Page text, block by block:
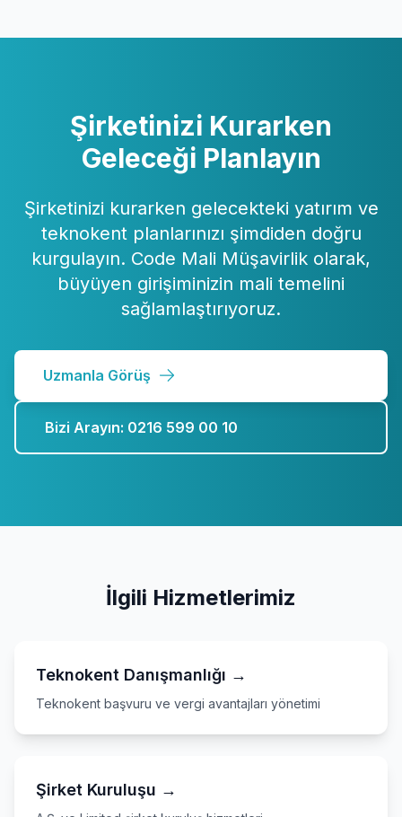
Şirketinizi Kurarken
Geleceği Planlayın
Şirketinizi kurarken gelecekteki yatırım ve
teknokent planlarınızı şimdiden doğru
kurgulayın. Code Mali Müşavirlik olarak,
büyüyen girişiminizin mali temelini
sağlamlaştırıyoruz.
Uzmanla Görüş
Bizi Arayın: 0216 599 00 10
İlgili Hizmetlerimiz
Teknokent Danışmanlığı →
Teknokent başvuru ve vergi avantajları yönetimi
Şirket Kuruluşu →